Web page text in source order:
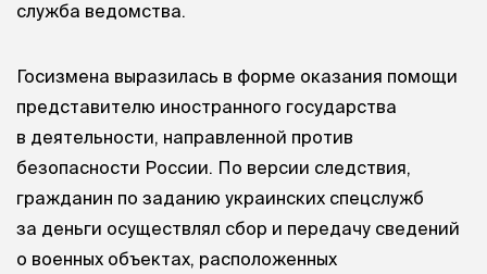
служба ведомства.
Госизмена выразилась в форме оказания помощи
представителю иностранного государства
в деятельности, направленной против
безопасности России. По версии следствия,
гражданин по заданию украинских спецслужб
за деньги осуществлял сбор и передачу сведений
о военных объектах, расположенных